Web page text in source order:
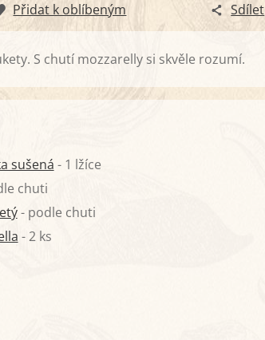
Přidat k oblíbeným Sdílet
S chutí mozzarelly si skvěle rozumí.
sušená - 1 lžíce
chuti
- podle chuti
- 2 ks